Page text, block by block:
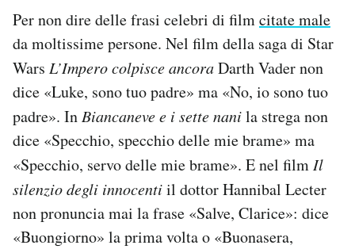
Per non dire delle frasi celebri di filmcitate male
da moltissime persone. Nel film della saga di Star
Wars L’Impero colpisce ancoraDarth Vader non
dice «Luke, sono tuo padre» ma «No, io sono tuo
padre». InBiancaneve e i sette nanila strega non
dice «Specchio, specchio delle mie brame» ma
«Specchio, servo delle mie brame». E nel filmIl
silenzio degli innocentiil dottor Hannibal Lecter
non pronuncia mai la frase «Salve, Clarice»: dice
«Buongiorno» la prima volta o «Buonasera,